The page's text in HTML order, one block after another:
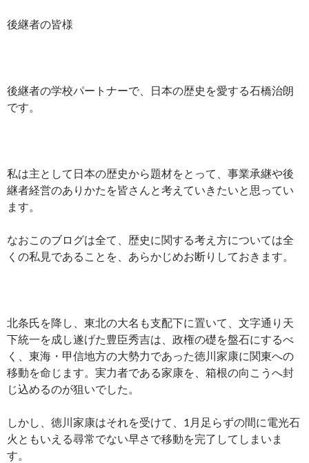
後継者の皆様
後継者の学校パートナーで、日本の歴史を愛する石橋治朗
です。
私は主として日本の歴史から題材をとって、事業承継や後
継者経営のありかたを皆さんと考えていきたいと思ってい
ます。
なおこのブログは全て、歴史に関する考え方については全
くの私見であることを、あらかじめお断りしておきます。
北条氏を降し、東北の大名も支配下に置いて、文字通り天
下統一を成し遂げた豊臣秀吉は、政権の礎を盤石にするべ
く、東海・甲信地方の大勢力であった徳川家康に関東への
移動を命じます。実力者である家康を、箱根の向こうへ封
じ込めるのが狙いでした。
しかし、徳川家康はそれを受けて、1月足らずの間に電光石
火ともいえる尋常でない早さで移動を完了してしまいま
す。